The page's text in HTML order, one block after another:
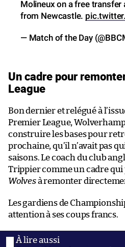
Molineux on a free
from Newcastle.
— Match of the Day
Un cadre pour
League
Bon dernier et relégué à
Premier League,
construire les bases pour
prochaine, qu’il n’avait pas
saisons. Le coach du club
Trippier comme un cadre
Wolvesà remonter
Les gardiens de
attention à ses coups francs.